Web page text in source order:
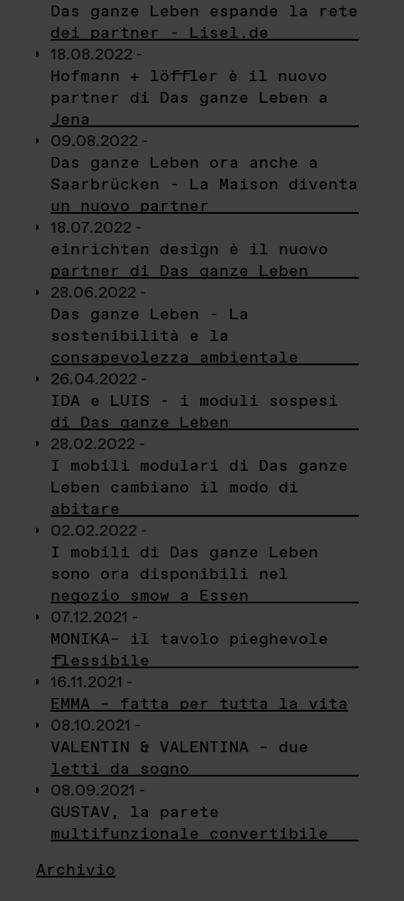
Das ganze Leben espande la rete
dei partner - Lisel.de
18.08.2022 -
Hofmann + löffler è il nuovo
partner di Das ganze Leben a
Jena
09.08.2022 -
Das ganze Leben ora anche a
Saarbrücken - La Maison diventa
un nuovo partner
18.07.2022 -
einrichten design è il nuovo
partner di Das ganze Leben
28.06.2022 -
Das ganze Leben - La
sostenibilità e la
consapevolezza ambientale
26.04.2022 -
IDA e LUIS - i moduli sospesi
di Das ganze Leben
28.02.2022 -
I mobili modulari di Das ganze
Leben cambiano il modo di
abitare
02.02.2022 -
I mobili di Das ganze Leben
sono ora disponibili nel
negozio smow a Essen
07.12.2021 -
MONIKA– il tavolo pieghevole
flessibile
16.11.2021 -
EMMA – fatta per tutta la vita
08.10.2021 -
VALENTIN & VALENTINA – due
letti da sogno
08.09.2021 -
GUSTAV, la parete
multifunzionale convertibile
Archivio